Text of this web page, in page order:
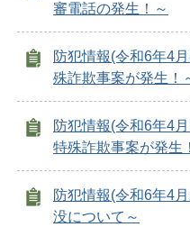
審電話の発生！～
防犯情報(令和6年4
殊詐欺事案が発生！
防犯情報(令和6年4
特殊詐欺事案が発生
防犯情報(令和6年4
没について～